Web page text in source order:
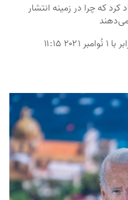
کرد که چرا در زمینه انتشار